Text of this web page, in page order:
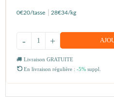
0€20/tasse 28€34/kg
+
-
Livraison GRATUITE
En livraison régulière : -5% suppl.